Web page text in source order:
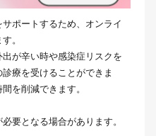
ポートするため、オンライ
。
が辛い時や感染症リスクを
療を受けることができま
を削減できます。
要となる場合があります。